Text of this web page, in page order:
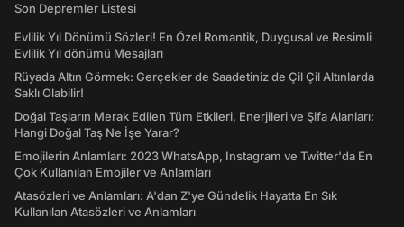
Son Depremler Listesi
Evlilik Yıl Dönümü Sözleri! En Özel Romantik, Duygusal ve Resimli
Evlilik Yıl dönümü Mesajları
Rüyada Altın Görmek: Gerçekler de Saadetiniz de Çil Çil Altınlarda
Saklı Olabilir!
Doğal Taşların Merak Edilen Tüm Etkileri, Enerjileri ve Şifa Alanları:
Hangi Doğal Taş Ne İşe Yarar?
Emojilerin Anlamları: 2023 WhatsApp, Instagram ve Twitter'da En
Çok Kullanılan Emojiler ve Anlamları
Atasözleri ve Anlamları: A'dan Z'ye Gündelik Hayatta En Sık
Kullanılan Atasözleri ve Anlamları